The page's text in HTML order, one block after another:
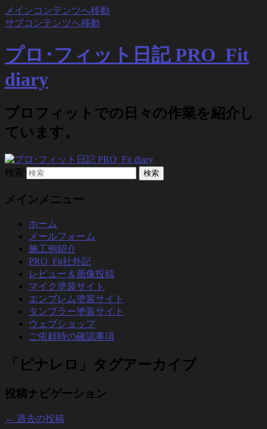
メインコンテンツへ移動
サブコンテンツへ移動
プロ･フィット日記 PRO_Fit
diary
プロフィットでの日々の作業を紹介し
ています。
検索
メインメニュー
ホーム
メールフォーム
施工例紹介
PRO_Fit社外記
レビュー＆画像投稿
マイク塗装サイト
エンブレム塗装サイト
タンブラー塗装サイト
ウェブショップ
ご依頼時の確認事項
「 ピナレロ 」タグアーカイブ
投稿ナビゲーション
← 過去の投稿